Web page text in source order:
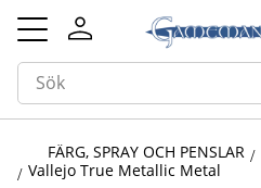
Meny
FÄRG, SPRAY OCH PENSLAR
Vallejo True Metallic Metal